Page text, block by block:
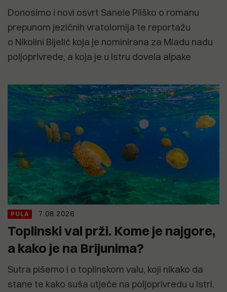
Donosimo i novi osvrt Sanele Pliško o romanu
prepunom jezičnih vratolomija te reportažu
o Nikolini Bijelić koja je nominirana za Mladu nadu
poljoprivrede, a koja je u Istru dovela alpake
PULA 7.08.2026
Toplinski val prži. Kome je najgore,
a kako je na Brijunima?
Sutra pišemo i o toplinskom valu, koji nikako da
stane te kako suša utječe na poljoprivredu u Istri.